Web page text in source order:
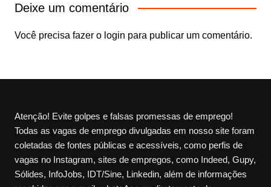
Deixe um comentário
Você precisa fazer o login para publicar um comentário.
Atenção! Evite golpes e falsas promessas de emprego!
Todas as vagas de emprego divulgadas em nosso site foram
coletadas de fontes públicas e acessíveis, como perfis de
vagas no Instagram, sites de empregos, como Indeed, Gupy,
Sólides, InfoJobs, IDT/Sine, Linkedin, além de informações